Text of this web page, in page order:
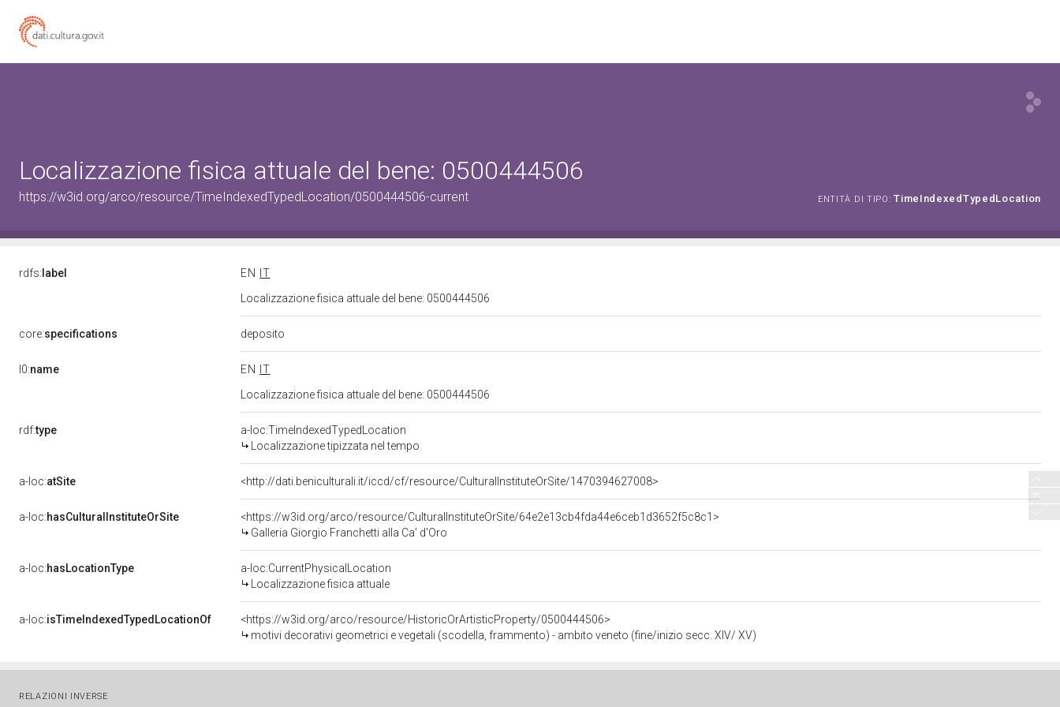
Localizzazione fisica attuale del bene: 0500444506
https://w3id.org/arco/resource/TimeIndexedTypedLocation/0500444506-current ENTITÀ DI TIPO: TimeIndexedTypedLocation
rdfs: label EN
IT
Localizzazione fisica attuale del bene: 0500444506
core:specifications deposito
l0:name EN
IT
Localizzazione fisica attuale del bene: 0500444506
rdf:type
a-loc:TimeIndexedTypedLocation
Localizzazione tipizzata nel tempo
a-loc:atSite <http://dati.beniculturali.it/iccd/cf/resource/CulturalInstituteOrSite/1470394627008>
a-loc:hasCulturalInstituteOrSite
<https://w3id.org/arco/resource/CulturalInstituteOrSite/64e2e13cb4fda44e6ceb1d3652f5c8c1>
Galleria Giorgio Franchetti alla Ca' d'Oro
a-loc:hasLocationType
a-loc:CurrentPhysicalLocation
Localizzazione fisica attuale
a-loc:isTimeIndexedTypedLocationOf
<https://w3id.org/arco/resource/HistoricOrArtisticProperty/0500444506>
motivi decorativi geometrici e vegetali (scodella, frammento) - ambito veneto (fine/inizio secc. XIV/ XV)
RELAZIONI INVERSE